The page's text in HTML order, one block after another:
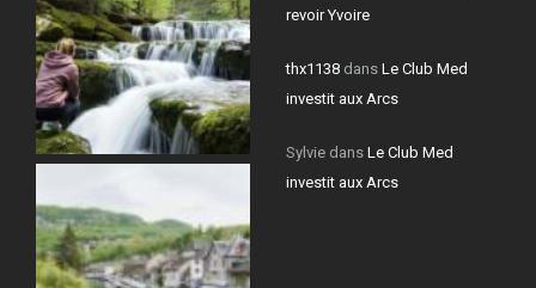
revoir Yvoire
thx1138 dans Le Club Med
investit aux Arcs
Sylvie dans Le Club Med
investit aux Arcs